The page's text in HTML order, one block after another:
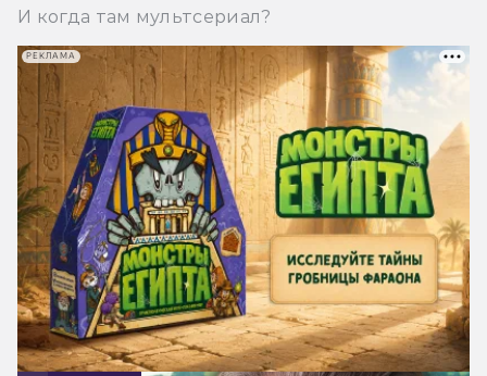
И когда там мультсериал?
РЕКЛАМА